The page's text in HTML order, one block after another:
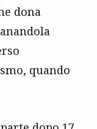
dona
quando